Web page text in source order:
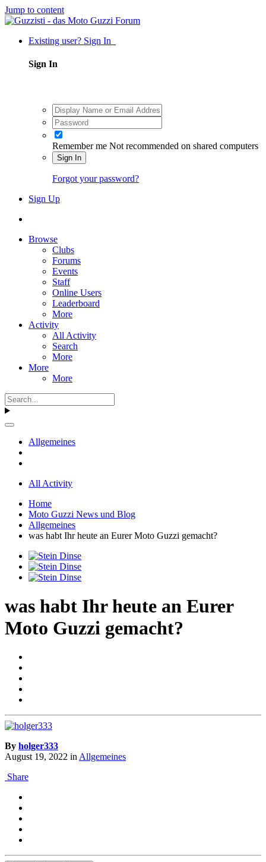
Jump to content
Existing user? Sign In
Sign In
Remember me Not recommended on shared computers
Sign In
Forgot your password?
Sign Up
Browse
Clubs
Forums
Events
Staff
Online Users
Leaderboard
More
Activity
All Activity
Search
More
More
More
Allgemeines
All Activity
Home
Moto Guzzi News und Blog
Allgemeines
was habt Ihr heute an Eurer Moto Guzzi gemacht?
was habt Ihr heute an Eurer
Moto Guzzi gemacht?
By holger333
August 19, 2022 inAllgemeines
Share